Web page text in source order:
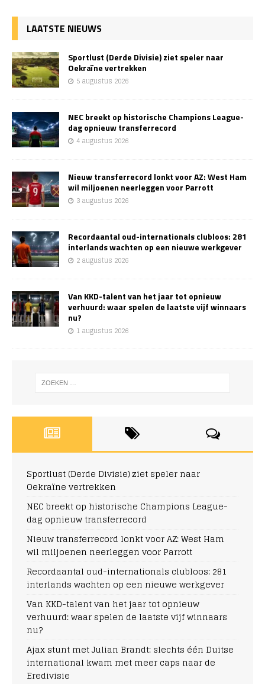
LAATSTE NIEUWS
Sportlust (Derde Divisie) ziet speler naar
Oekraïne vertrekken
5 augustus 2026
NEC breekt op historische Champions League-
dag opnieuw transferrecord
4 augustus 2026
Nieuw transferrecord lonkt voor AZ: West Ham
wil miljoenen neerleggen voor Parrott
3 augustus 2026
Recordaantal oud-internationals clubloos: 281
interlands wachten op een nieuwe werkgever
2 augustus 2026
Van KKD-talent van het jaar tot opnieuw
verhuurd: waar spelen de laatste vijf winnaars
nu?
1 augustus 2026
Sportlust (Derde Divisie) ziet speler naar
Oekraïne vertrekken
NEC breekt op historische Champions League-
dag opnieuw transferrecord
Nieuw transferrecord lonkt voor AZ: West Ham
wil miljoenen neerleggen voor Parrott
Recordaantal oud-internationals clubloos: 281
interlands wachten op een nieuwe werkgever
Van KKD-talent van het jaar tot opnieuw
verhuurd: waar spelen de laatste vijf winnaars
nu?
Ajax stunt met Julian Brandt: slechts één Duitse
international kwam met meer caps naar de
Eredivisie